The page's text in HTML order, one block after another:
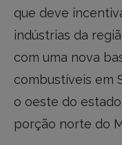
que deve
indústrias da
com uma nova
combustíveis em
o oeste do
porção norte do